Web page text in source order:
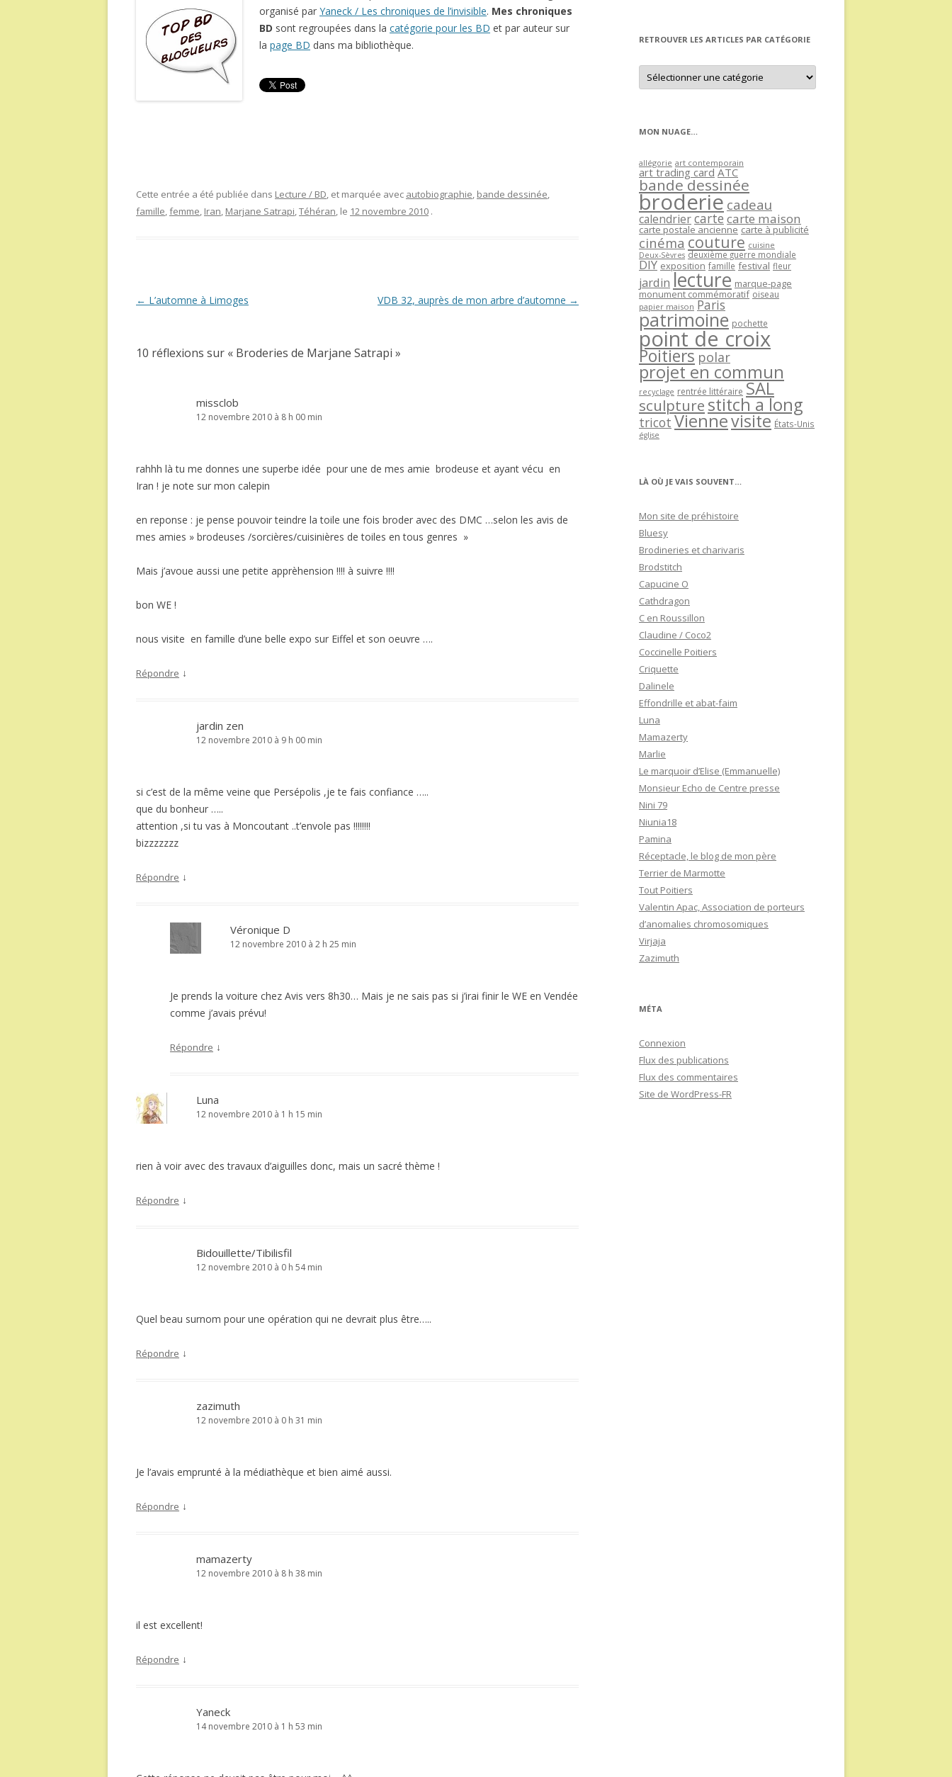
organisé par Yaneck / Les chroniques de l’invisible. Mes chroniques
BD sont regroupées dans la catégorie pour les BD et par auteur sur
la page BD dans ma bibliothèque.
Cette entrée a été publiée dans Lecture / BD, et marquée avec autobiographie, bande dessinée,
famille,femme, Iran, Marjane Satrapi,Téhéran, le 12 novembre 2010 .
Navigation
← L’automne à Limoges VDB 32, auprès de mon arbre d’automne →
10 réflexions sur « Broderies de Marjane Satrapi »
missclob
12 novembre 2010 à 8 h 00 min
rahhh là tu me donnes une superbe idée pour une de mes amie brodeuse et ayant vécu en
Iran ! je note sur mon calepin
en reponse : je pense pouvoir teindre la toile une fois broder avec des DMC …selon les avis de
mes amies » brodeuses /sorcières/cuisinières de toiles en tous genres »
Mais j’avoue aussi une petite apprèhension !!!! à suivre !!!!
bon WE !
nous visite en famille d’une belle expo sur Eiffel et son oeuvre ….
Répondre ↓
jardin zen
12 novembre 2010 à 9 h 00 min
si c’est de la même veine que Persépolis ,je te fais confiance …..
que du bonheur …..
attention ,si tu vas à Moncoutant ..t’envole pas !!!!!!!!
bizzzzzzz
Répondre ↓
Véronique D
12 novembre 2010 à 2 h 25 min
Je prends la voiture chez Avis vers 8h30… Mais je ne sais pas si j’irai finir le WE en Vendée
comme j’avais prévu!
Répondre ↓
Luna
12 novembre 2010 à 1 h 15 min
rien à voir avec des travaux d’aiguilles donc, mais un sacré thème !
Répondre ↓
Bidouillette/Tibilisfil
12 novembre 2010 à 0 h 54 min
Quel beau surnom pour une opération qui ne devrait plus être…..
Répondre ↓
zazimuth
12 novembre 2010 à 0 h 31 min
Je l’avais emprunté à la médiathèque et bien aimé aussi.
Répondre ↓
mamazerty
12 novembre 2010 à 8 h 38 min
il est excellent!
Répondre ↓
Yaneck
14 novembre 2010 à 1 h 53 min
RETROUVER LES ARTICLES PAR CATÉGORIE
Retrouver
les
articles
MON NUAGE…
allégorie art contemporain
art trading card ATC
bande dessinée
broderie cadeau
calendriercartecarte maison
carte postale ancienne carte à publicité
cinéma couture cuisine
Deux-Sèvres deuxième guerre mondiale
DIY exposition famille festival fleur
jardin lecture marque-page
monument commémoratif oiseau
papier maison Paris
patrimoine pochette
point de croix
Poitiers polar
projet en commun
recyclage rentrée littéraire SAL
sculpture stitch a long
tricot Viennevisite États-Unis
église
LÀ OÙ JE VAIS SOUVENT…
Mon site de préhistoire
Bluesy
Brodineries et charivaris
Brodstitch
Capucine O
Cathdragon
C en Roussillon
Claudine / Coco2
Coccinelle Poitiers
Criquette
Dalinele
Effondrille et abat-faim
Luna
Mamazerty
Marlie
Le marquoir d’Elise (Emmanuelle)
Monsieur Echo de Centre presse
Nini 79
Niunia18
Pamina
Réceptacle, le blog de mon père
Terrier de Marmotte
Tout Poitiers
Valentin Apac, Association de porteurs
d’anomalies chromosomiques
Virjaja
Zazimuth
MÉTA
Connexion
Flux des publications
Flux des commentaires
Site de WordPress-FR